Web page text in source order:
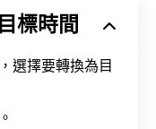
標時間
選擇要轉換為目